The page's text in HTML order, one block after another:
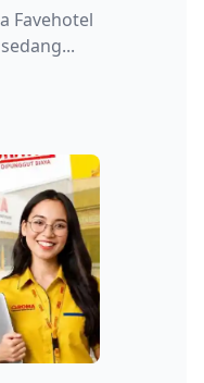
Favehotel